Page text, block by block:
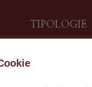
TIPOLOGIE
Profumi Ambiente